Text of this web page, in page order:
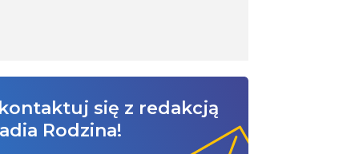
się z redakcją
Rodzina!